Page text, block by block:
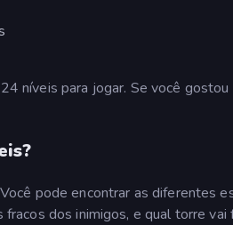
níveis para jogar. Se você
pode encontrar as diferentes
dos inimigos, e qual torre vai